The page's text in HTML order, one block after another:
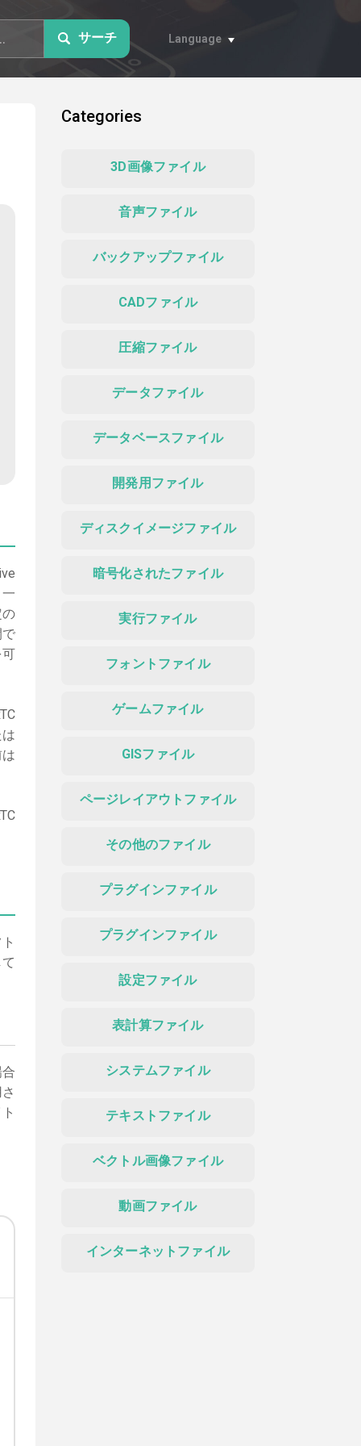
サーチ Language
Categories
3D画像ファイル
音声ファイル
バックアップファイル
CADファイル
圧縮ファイル
データファイル
データベースファイル
開発用ファイル
ディスクイメージファイル
暗号化されたファイル
実行ファイル
フォントファイル
ゲームファイル
GISファイル
ページレイアウトファイル
その他のファイル
プラグインファイル
プラグインファイル
設定ファイル
表計算ファイル
システムファイル
テキストファイル
ベクトル画像ファイル
動画ファイル
インターネットファイル